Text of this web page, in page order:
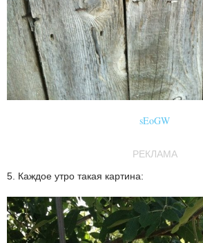
sEoGW
РЕКЛАМА
5. Каждое утро такая картина: